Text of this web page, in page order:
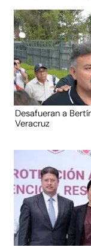
Desafueran a
Veracruz